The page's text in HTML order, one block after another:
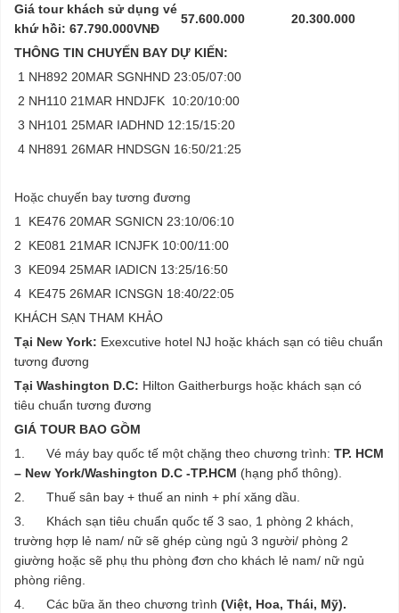
Giá tour khách sử dụng vé
khứ hồi: 67.790.000VNĐ
57.600.000 20.300.000
THÔNG TIN CHUYẾN BAY DỰ KIẾN:
1 NH892 20MAR SGNHND 23:05/07:00
2 NH110 21MAR HNDJFK 10:20/10:00
3 NH101 25MAR IADHND 12:15/15:20
4 NH891 26MAR HNDSGN 16:50/21:25
Hoặc chuyến bay tương đương
1 KE476 20MAR SGNICN 23:10/06:10
2 KE081 21MAR ICNJFK 10:00/11:00
3 KE094 25MAR IADICN 13:25/16:50
4 KE475 26MAR ICNSGN 18:40/22:05
KHÁCH SẠN THAM KHẢO
Tại New York: Exexcutive hotel NJ hoặc khách sạn có tiêu chuẩn
tương đương
Tại Washington D.C: Hilton Gaitherburgs hoặc khách sạn có
tiêu chuẩn tương đương
GIÁ TOUR BAO GỒM
1. Vé máy bay quốc tế một chặng theo chương trình: TP. HCM
– New York/Washington D.C -TP.HCM (hạng phổ thông).
2. Thuế sân bay + thuế an ninh + phí xăng dầu.
3. Khách sạn tiêu chuẩn quốc tế 3 sao, 1 phòng 2 khách,
trường hợp lẻ nam/ nữ sẽ ghép cùng ngủ 3 người/ phòng 2
giường hoặc sẽ phụ thu phòng đơn cho khách lẻ nam/ nữ ngủ
phòng riêng.
4. Các bữa ăn theo chương trình (Việt, Hoa, Thái, Mỹ).